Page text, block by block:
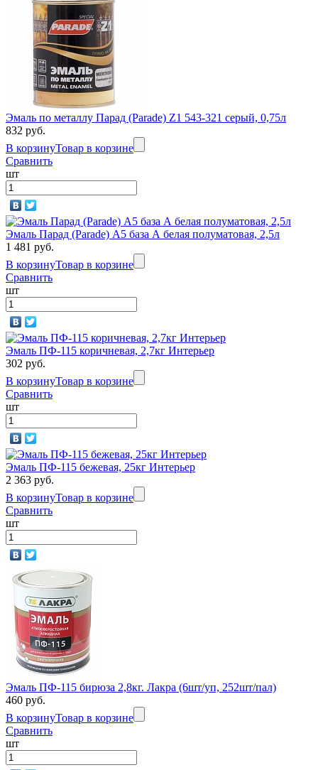
Эмаль по металлу Парад (Parade) Z1 543-321 серый, 0,75л
832 руб.
В корзинуТовар в корзине
Сравнить
шт
Эмаль Парад (Parade) А5 база А белая полуматовая, 2,5л
1 481 руб.
В корзинуТовар в корзине
Сравнить
шт
Эмаль ПФ-115 коричневая, 2,7кг Интерьер
302 руб.
В корзинуТовар в корзине
Сравнить
шт
Эмаль ПФ-115 бежевая, 25кг Интерьер
2 363 руб.
В корзинуТовар в корзине
Сравнить
шт
Эмаль ПФ-115 бирюза 2,8кг. Лакра (6шт/уп, 252шт/пал)
460 руб.
В корзинуТовар в корзине
Сравнить
шт